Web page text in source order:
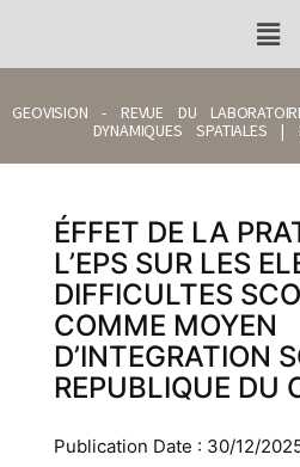
GEOVISION - REVUE DU
DYNAMIQUES SPATIALES
ÉFFET DE LA
L’EPS SUR LES
DIFFICULTES
COMME MOYEN
D’INTEGRATION
REPUBLIQUE DU
Publication Date : 30/12/